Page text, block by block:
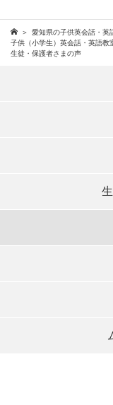
愛知県の子供英会話・英
子供（小学生）英会話・英語
生徒・保護者さまの声